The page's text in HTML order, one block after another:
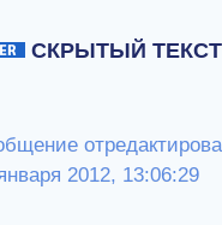
СКРЫТЫЙ ТЕКСТ
2012, 13:06:29